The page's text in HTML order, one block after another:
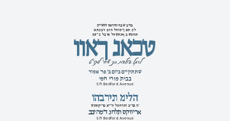
571 Bedford Avenue
בביהמ''ד נחלת סקווירא
שתתקיים אי''ה למחרתו ביום ה'
והברית מילה
571 Bedford Avenue
בבית מורי חמי
שתתקיים ביום ב' פר' אמור
לרגל הולדת בני שיחי' למז"ט
וואך נאכט
מע''כ לבוא להשתתף בשמחת
אתכבד בזה להזמין את כל
ברוב שבח והודאה להשי''ת